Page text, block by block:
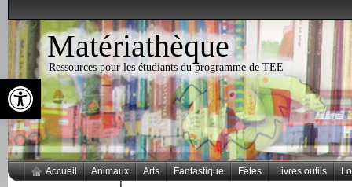
Ouvrir la barre d’outils
Matériathèque
Ressources pour les étudiants du programme de TEE
Accueil Animaux Arts Fantastique Fêtes Livres outils